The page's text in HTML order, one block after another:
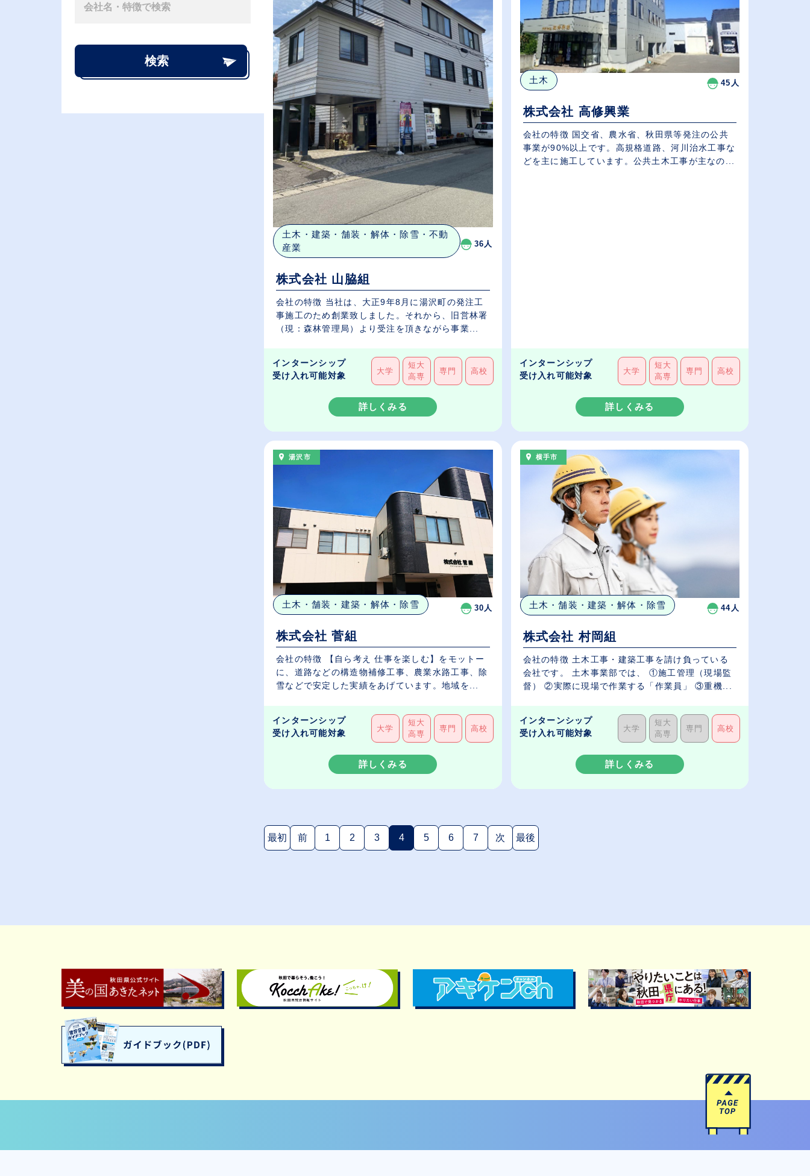
検索
土木・建築・舗装・解体・除雪・不動
産業
36人
株式会社 山脇組
会社の特徴 当社は、大正9年8月に湯沢町の発注工
事施工のため創業致しました。それから、旧営林署
（現：森林管理局）より受注を頂きながら事業...
インターンシップ
受け入れ可能対象
大学
短大
高専
専門 高校
詳しくみる
土木 45人
株式会社 高修興業
会社の特徴 国交省、農水省、秋田県等発注の公共
事業が90%以上です。高規格道路、河川治水工事な
どを主に施工しています。公共土木工事が主なの...
インターンシップ
受け入れ可能対象
大学
短大
高専
専門 高校
詳しくみる
湯沢市
土木・舗装・建築・解体・除雪 30人
株式会社 菅組
会社の特徴 【自ら考え 仕事を楽しむ】をモットー
に、道路などの構造物補修工事、農業水路工事、除
雪などで安定した実績をあげています。地域を...
インターンシップ
受け入れ可能対象
大学
短大
高専
専門 高校
詳しくみる
横手市
土木・舗装・建築・解体・除雪 44人
株式会社 村岡組
会社の特徴 土木工事・建築工事を請け負っている
会社です。 土木事業部では、 ①施工管理（現場監
督） ②実際に現場で作業する「作業員」 ③重機...
インターンシップ
受け入れ可能対象
大学
短大
高専
専門 高校
詳しくみる
最初 前 1 2 3 4(現在のページ)
5 6 7 次 最後